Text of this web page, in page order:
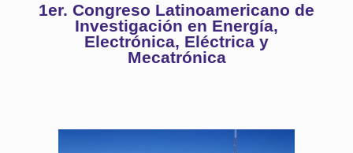
1er. Congreso Latinoamericano de
Investigación en Energía,
Electrónica, Eléctrica y
Mecatrónica